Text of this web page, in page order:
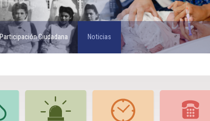
Participación Ciudadana Noticias